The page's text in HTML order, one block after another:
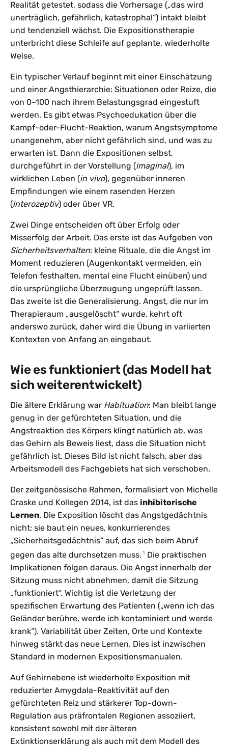
Realität getestet, sodass die Vorhersage („das wird
unerträglich, gefährlich, katastrophal“) intakt bleibt
und tendenziell wächst. Die Expositionstherapie
unterbricht diese Schleife auf geplante, wiederholte
Weise.
Ein typischer Verlauf beginnt mit einer Einschätzung
und einer Angsthierarchie: Situationen oder Reize, die
von 0–100 nach ihrem Belastungsgrad eingestuft
werden. Es gibt etwas Psychoedukation über die
Kampf-oder-Flucht-Reaktion, warum Angstsymptome
unangenehm, aber nicht gefährlich sind, und was zu
erwarten ist. Dann die Expositionen selbst,
durchgeführt in der Vorstellung (imaginal), im
wirklichen Leben (in vivo), gegenüber inneren
Empfindungen wie einem rasenden Herzen
(interozeptiv) oder über VR.
Zwei Dinge entscheiden oft über Erfolg oder
Misserfolg der Arbeit. Das erste ist das Aufgeben von
Sicherheitsverhalten: kleine Rituale, die die Angst im
Moment reduzieren (Augenkontakt vermeiden, ein
Telefon festhalten, mental eine Flucht einüben) und
die ursprüngliche Überzeugung ungeprüft lassen.
Das zweite ist die Generalisierung. Angst, die nur im
Therapieraum „ausgelöscht“ wurde, kehrt oft
anderswo zurück, daher wird die Übung in variierten
Kontexten von Anfang an eingebaut.
Wie es funktioniert (das Modell hat
sich weiterentwickelt)
Die ältere Erklärung war Habituation: Man bleibt lange
genug in der gefürchteten Situation, und die
Angstreaktion des Körpers klingt natürlich ab, was
das Gehirn als Beweis liest, dass die Situation nicht
gefährlich ist. Dieses Bild ist nicht falsch, aber das
Arbeitsmodell des Fachgebiets hat sich verschoben.
Der zeitgenössische Rahmen, formalisiert von Michelle
Craske und Kollegen 2014, ist das inhibitorische
Lernen. Die Exposition löscht das Angstgedächtnis
nicht; sie baut ein neues, konkurrierendes
„Sicherheitsgedächtnis“ auf, das sich beim Abruf
gegen das alte durchsetzen muss. 1 Die praktischen
Implikationen folgen daraus. Die Angst innerhalb der
Sitzung muss nicht abnehmen, damit die Sitzung
„funktioniert“. Wichtig ist die Verletzung der
spezifischen Erwartung des Patienten („wenn ich das
Geländer berühre, werde ich kontaminiert und werde
krank“). Variabilität über Zeiten, Orte und Kontexte
hinweg stärkt das neue Lernen. Dies ist inzwischen
Standard in modernen Expositionsmanualen.
Auf Gehirnebene ist wiederholte Exposition mit
reduzierter Amygdala-Reaktivität auf den
gefürchteten Reiz und stärkerer Top-down-
Regulation aus präfrontalen Regionen assoziiert,
konsistent sowohl mit der älteren
Extinktionserklärung als auch mit dem Modell des